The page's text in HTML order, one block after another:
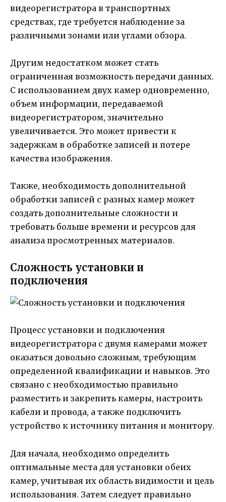
видеорегистратора в транспортных
средствах, где требуется наблюдение за
различными зонами или углами обзора.
Другим недостатком может стать
ограниченная возможность передачи данных.
С использованием двух камер одновременно,
объем информации, передаваемой
видеорегистратором, значительно
увеличивается. Это может привести к
задержкам в обработке записей и потере
качества изображения.
Также, необходимость дополнительной
обработки записей с разных камер может
создать дополнительные сложности и
требовать больше времени и ресурсов для
анализа просмотренных материалов.
Сложность установки и
подключения
Процесс установки и подключения
видеорегистратора с двумя камерами может
оказаться довольно сложным, требующим
определенной квалификации и навыков. Это
связано с необходимостью правильно
разместить и закрепить камеры, настроить
кабели и провода, а также подключить
устройство к источнику питания и монитору.
Для начала, необходимо определить
оптимальные места для установки обеих
камер, учитывая их область видимости и цель
использования. Затем следует правильно